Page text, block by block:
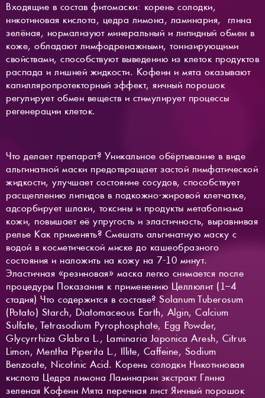
Входящие в состав фитомаски: корень солодки,
никотиновая кислота, цедра лимона, ламинария, глина
зелёная, нормализуют минеральный и липидный обмен в
коже, обладают лимфодренажными, тонизирующими
свойствами, способствуют выведению из клеток продуктов
распада и лишней жидкости. Кофеин и мята оказывают
капилляропротекторный эффект, яичный порошок
регулирует обмен веществ и стимулирует процессы
регенерации клеток.
Что делает препарат? Уникальное обёртывание в виде
альгинатной маски предотвращает застой лимфатической
жидкости, улучшает состояние сосудов, способствует
расщеплению липидов в подкожно-жировой клетчатке,
адсорбирует шлаки, токсины и продукты метаболизма
кожи, повышает её упругость и эластичность, выравнивая
релье Как применять? Смешать альгинатную маску с
водой в косметической миске до кашеобразного
состояния и наложить на кожу на 7-10 минут.
Эластичная «резиновая» маска легко снимается после
процедуры Показания к применению Целлюлит (1–4
стадия) Что содержится в составе? Solanum Tuberosum
(Potato) Starch, Diatomaceous Earth, Algin, Calcium
Sulfate, Tetrasodium Pyrophosphate, Egg Powder,
Glycyrrhiza Glabra L., Laminaria Japonica Aresh, Citrus
Limon, Mentha Piperita L., Illite, Caffeine, Sodium
Benzoate, Nicotinic Acid. Корень солодки Никотиновая
кислота Цедра лимона Ламинарии экстракт Глина
зеленая Кофеин Мята перечная лист Яичный порошок